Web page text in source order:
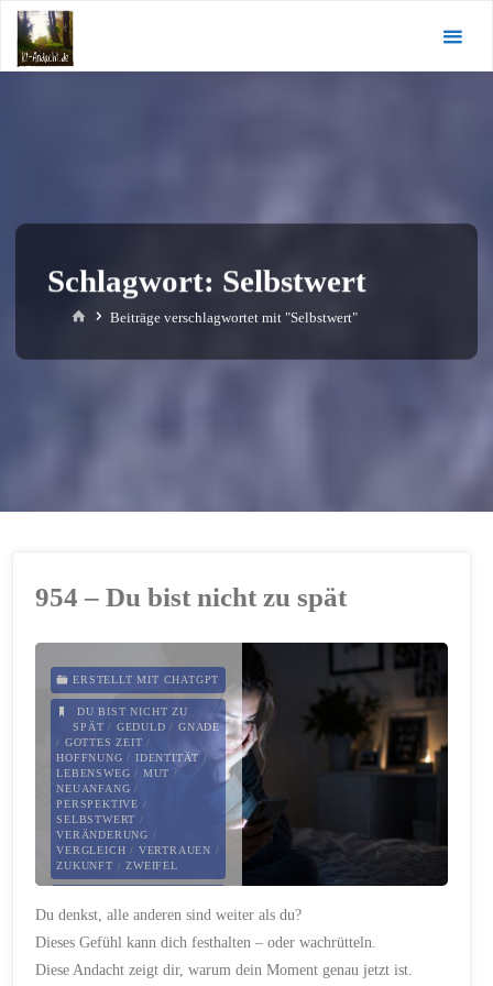
Zum
Inhalt
springen
Schlagwort: Selbstwert
StartBeiträge verschlagwortet mit "Selbstwert"
954 – Du bist nicht zu spät
ERSTELLT MIT CHATGPT
DU BIST NICHT ZU
SPÄT / GEDULD /GNADE
/ GOTTES ZEIT /
HOFFNUNG / IDENTITÄT /
LEBENSWEG / MUT /
NEUANFANG /
PERSPEKTIVE /
SELBSTWERT /
VERÄNDERUNG /
VERGLEICH / VERTRAUEN /
ZUKUNFT /ZWEIFEL
Du denkst, alle anderen sind weiter als du?
Dieses Gefühl kann dich festhalten – oder wachrütteln.
Diese Andacht zeigt dir, warum dein Moment genau jetzt ist.